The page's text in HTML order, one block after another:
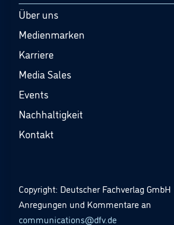
Über uns
Medienmarken
Karriere
Media Sales
Events
Nachhaltigkeit
Kontakt
Copyright: Deutscher Fachverlag GmbH
Anregungen und Kommentare an
communications@dfv.de